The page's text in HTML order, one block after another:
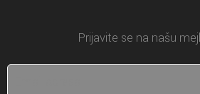
Prijavite se na našu